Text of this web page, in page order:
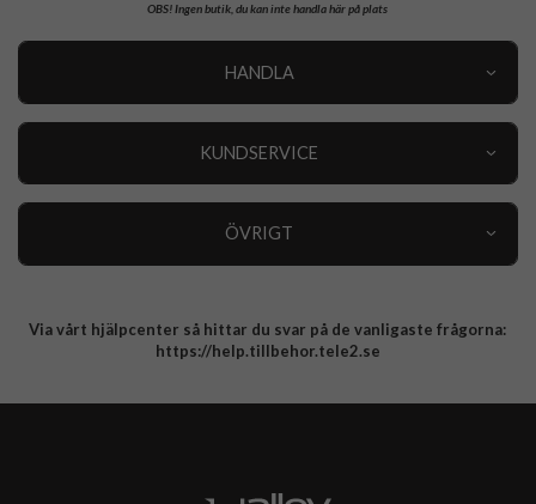
OBS!Ingen butik, du kan inte handla här på plats
HANDLA
KUNDSERVICE
ÖVRIGT
Integritetspolicy
Via vårt hjälpcenter så hittar du svar på de vanligaste frågorna:
https://help.tillbehor.tele2.se